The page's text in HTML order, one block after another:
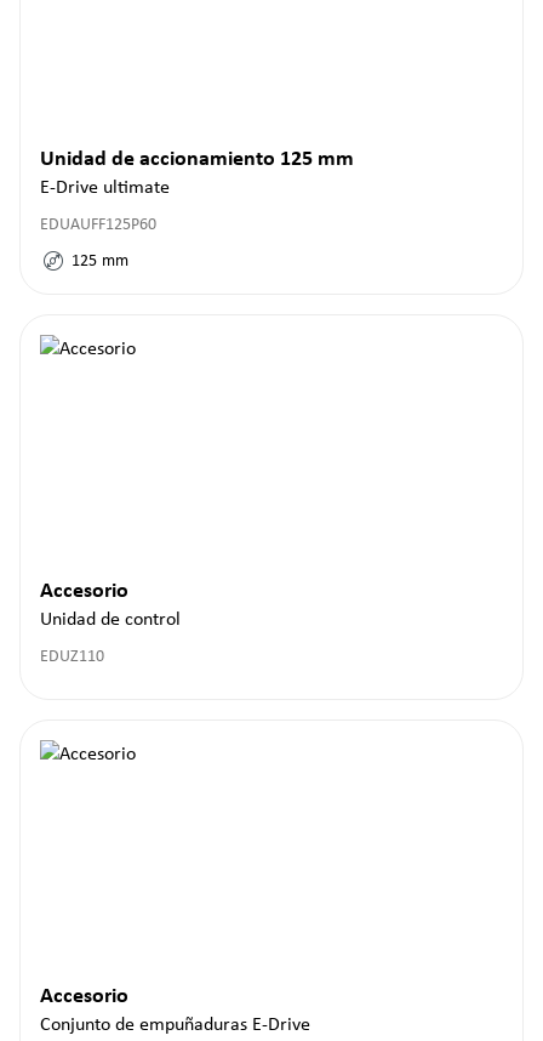
Unidad de accionamiento 125 mm
E-Drive ultimate
EDUAUFF125P60
125 mm
Accesorio
Unidad de control
EDUZ110
Accesorio
Conjunto de empuñaduras E-Drive